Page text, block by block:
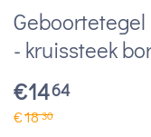
- kruissteek
€1464
€1830